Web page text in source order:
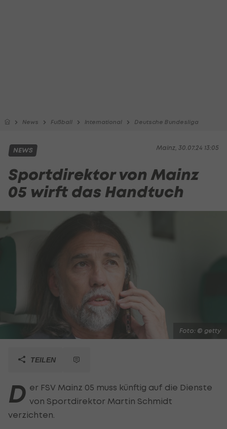
News Fußball International Deutsche Bundesliga
Mainz, 30.07.24 13:05
NEWS
Sportdirektor von Mainz
05 wirft das Handtuch
Foto: © getty
TEILEN
D er FSV Mainz 05 muss künftig auf die Dienste
von Sportdirektor Martin Schmidt
verzichten.